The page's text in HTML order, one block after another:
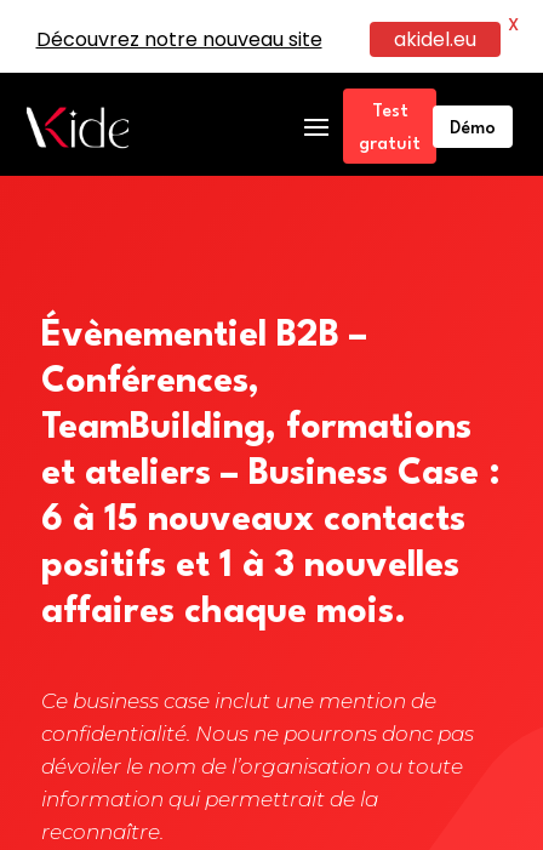
Test
gratuit
Démo
Évènementiel B2B –
Conférences,
TeamBuilding, formations
et ateliers – Business Case :
6 à 15 nouveaux contacts
positifs et 1 à 3 nouvelles
affaires chaque mois.
Ce business case inclut une mention de
confidentialité. Nous ne pourrons donc pas
dévoiler le nom de l’organisation ou toute
information qui permettrait de la
reconnaître.
Découvrez notre nouveau site akidel.eu X